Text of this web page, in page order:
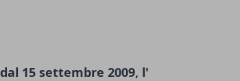
dal 15 settembre 2009, l'